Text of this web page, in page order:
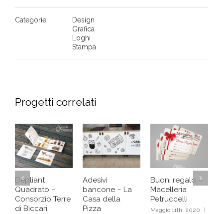
Categorie:
Design
Grafica
Loghi
Stampa
Progetti correlati
Depliant
Quadrato –
Consorzio Terre
di Biccari
Adesivi
bancone – La
Casa della
Pizza
Buoni regalo –
Macelleria
Petruccelli
Maggio 11th, 2020
|